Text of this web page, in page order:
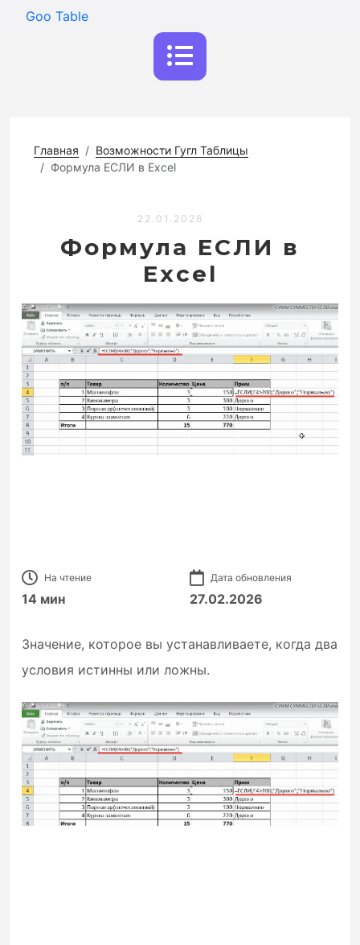
Goo Table
Главная
Возможности Гугл Таблицы
Формула ЕСЛИ в Excel
22.01.2026
Формула ЕСЛИ в
Excel
На чтение
14 мин
Дата обновления
27.02.2026
Значение, которое вы устанавливаете, когда два
условия истинны или ложны.